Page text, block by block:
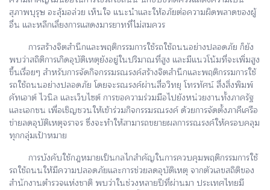
สุภาพบุรุษ อะลุ้มอล่วย เห็นใจ แนะนำและให้อภัยต่อความผิดพลาดของผู้
อื่น และหลีกเลี่ยงการแสดงมารยาทที่ไม่สมควร
การสร้างจิตสำนึกและพฤติกรรมการใช้รถใช้ถนนอย่างปลอดภัย ก็ยัง
พบว่าสถิติการเกิดอุบัติเหตุยังอยู่ในปริมาณที่สูง และมีแนวโน้มที่จะเพิ่มสูง
ขึ้นเรื่อยๆ สำหรับการจัดกิจกรรมรณรงค์สร้างจิตสำนึกและพฤติกรรมการใช้
รถใช้ถนนอย่างปลอดภัย โดยจะรณรงค์ผ่านสื่อวิทยุ โทรทัศน์ สื่งสิ่งพิมพ์
คัทเอาต์ ไวนิล และเว็บไซต์ การขอความร่วมมือไปยังหน่วยงานทั้งภาครัฐ
และเอกชน เพื่อเชิญชวนให้เข้าร่วมกิจกรรมรณรงค์ ด้วยการจัดตั้งภาคีเครือ
ข่ายลดอุบัติเหตุจราจร ซึ่งจะทำให้สามารถขยายผลการรณรงค์ให้ครอบคลุม
ทุกกลุ่มเป้าหมาย
การบังคับใช้กฎหมายเป็นกลไกสำคัญในการควบคุมพฤติกรรมการใช้
รถใช้ถนนให้มีความปลอดภัยและการช่วยลดอุบัติเหตุ จากตัวเลขสถิติของ
สำนักงานตำรวจแห่งชาติ พบว่าในช่วงหลายปีที่ผ่านมา ประเทศไทยมี